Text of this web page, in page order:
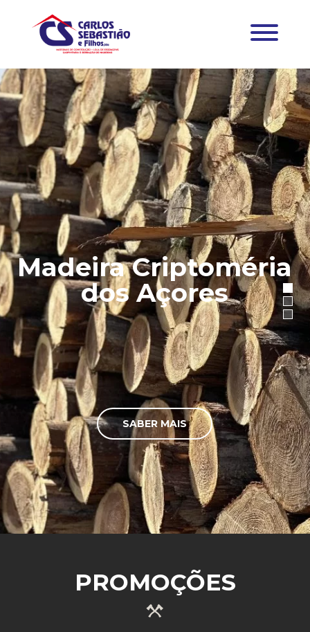
Madeira Criptoméria
dos Açores
SABER MAIS
PROMOÇÕES